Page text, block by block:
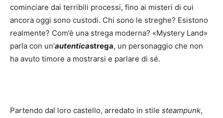
cominciare dai terribili processi, fino ai misteri di cui
ancora oggi sono custodi. Chi sono le streghe? Esistono
realmente? Com’è una strega moderna? «Mystery Land»
parla con un’autenticastrega, un personaggio che non
ha avuto timore a mostrarsi e parlare di sé.
Partendo dal loro castello, arredato in stile steampunk,